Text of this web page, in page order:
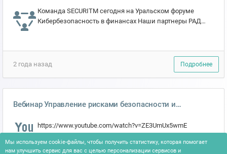
Команда SECURITM cегодня на Уральском форуме
‎Кибербезопасность в финансах Наши партнеры РАД
2 года назад Подробнее
Вебинар Управление рисками безопасности и
https://www.youtube.com/watch?v=ZE3UmUx5wmE
Мы используем cookie-файлы, чтобы получить статистику, которая помогает
нам улучшить сервис для вас с целью персонализации сервисов и